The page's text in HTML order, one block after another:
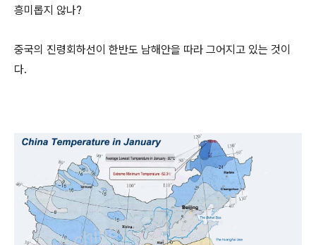
흥미롭지 않나?
중국의 진령회하선이 한반도 남해안을 따라 그어지고 있는 것이
다.